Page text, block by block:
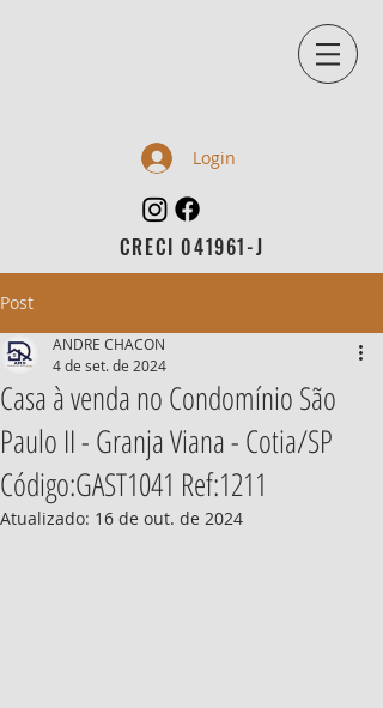
Login
CRECI 041961-J
Post
Casa à venda no Condomínio São
Paulo II - Granja Viana - Cotia/SP
Código:GAST1041 Ref:1211
ANDRE CHACON
4 de set. de 2024
Atualizado: 16 de out. de 2024